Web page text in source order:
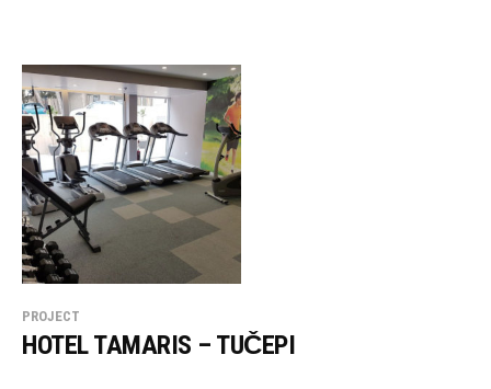
PROJECT
HOTEL TAMARIS – TUČEPI